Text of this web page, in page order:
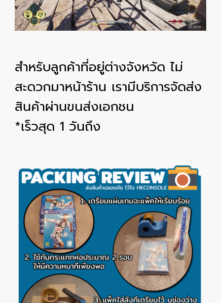
สำหรับลูกค้าที่อยู่ต่างจังหวัด ไม่
สะดวกมาหน้าร้าน เรามีบริการจัดส่ง
สินค้าผ่านขนส่งเอกชน
*เร็วสุด 1 วันถึง